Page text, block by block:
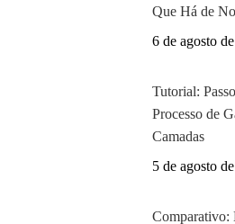
Que Há de
6 de agosto
Tutorial:
Processo de
Camadas
5 de agosto
Comparativo: